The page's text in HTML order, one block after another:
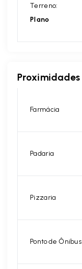
Terreno:
Plano
Proximidades
Farmácia
Padaria
Pizzaria
Ponto de Ônibus